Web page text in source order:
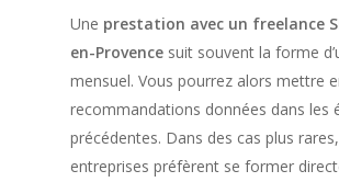
Une prestation avec un freelance
en-Provence suit souvent la forme
mensuel. Vous pourrez alors mettre
recommandations données dans les
précédentes. Dans des cas plus
entreprises préfèrent se former